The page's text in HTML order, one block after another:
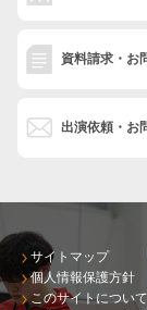
資料請求・お
出演依頼・お
サイトマップ
個人情報保護方針
このサイトについて